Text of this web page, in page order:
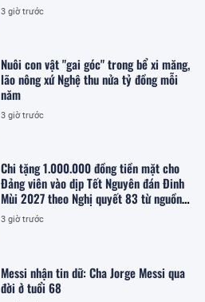
3 giờ trước
Nuôi con vật "gai góc" trong bể xi măng,
lão nông xứ Nghệ thu nửa tỷ đồng mỗi
năm
3 giờ trước
Chi tặng 1.000.000 đồng tiền mặt cho
Đảng viên vào dịp Tết Nguyên đán Đinh
Mùi 2027 theo Nghị quyết 83 từ nguồn
ngân sách cấp tỉnh, cụ thể ra sao?
3 giờ trước
Messi nhận tin dữ: Cha Jorge Messi qua
đời ở tuổi 68